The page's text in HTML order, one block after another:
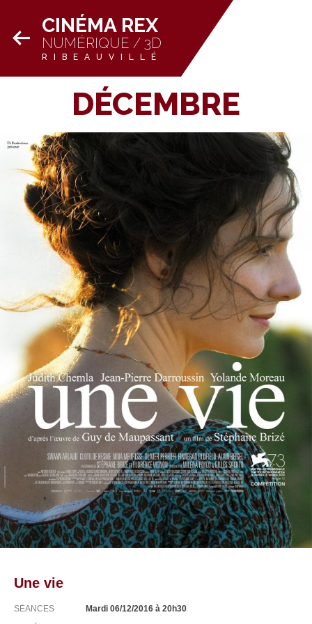
CINÉMA REX
NUMÉRIQUE / 3D
RIBEAUVILLÉ
DÉCEMBRE
Une vie
SÉANCES Mardi 06/12/2016 à 20h30